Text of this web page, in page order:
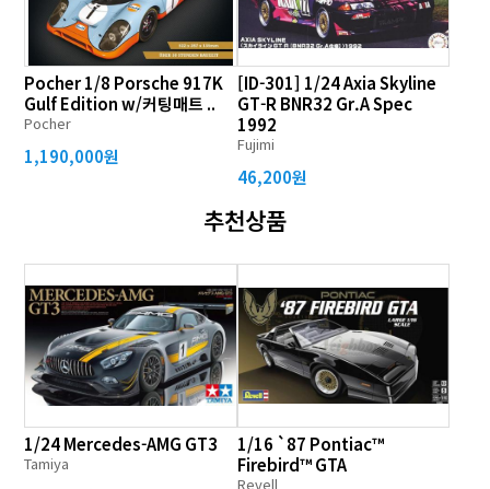
Pocher 1/8 Porsche 917K
Gulf Edition w/커팅매트 ..
Pocher
1,190,000원
[ID-301] 1/24 Axia Skyline
GT-R BNR32 Gr.A Spec
1992
Fujimi
46,200원
추천상품
1/24 Mercedes-AMG GT3
Tamiya
1/16 `87 Pontiac™
Firebird™ GTA
Revell